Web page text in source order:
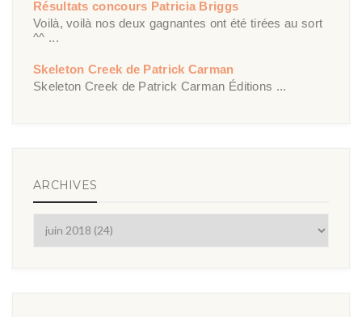
Résultats concours Patricia Briggs
Voilà, voilà nos deux gagnantes ont été tirées au sort
^^ ...
Skeleton Creek de Patrick Carman
Skeleton Creek de Patrick Carman Éditions ...
ARCHIVES